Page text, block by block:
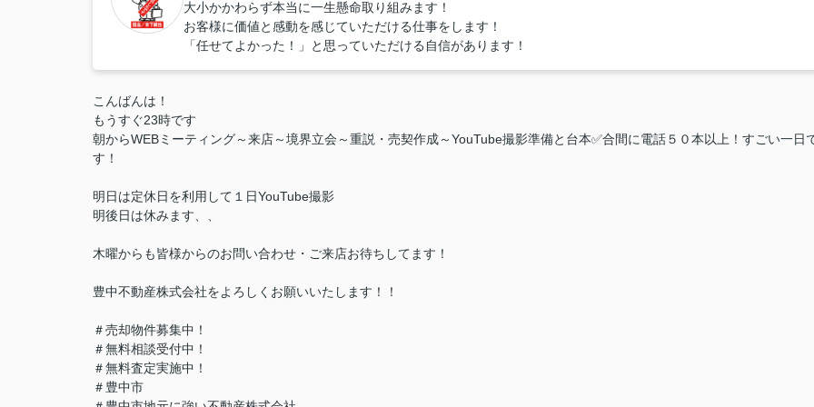
大小かかわらず本当に一生懸命取り組みます！
お客様に価値と感動を感じていただける仕事をします！
「任せてよかった！」と思っていただける自信があります！
こんばんは！
もうすぐ23時です
朝からWEBミーティング～来店～境界立会～重説・売契作成～YouTube撮影準備と台本✅合間に電話５０本以上！すごい一日
す！
明日は定休日を利用して１日YouTube撮影
明後日は休みます、、
木曜からも皆様からのお問い合わせ・ご来店お待ちしてます！
豊中不動産株式会社をよろしくお願いいたします！！
＃売却物件募集中！
＃無料相談受付中！
＃無料査定実施中！
＃豊中市